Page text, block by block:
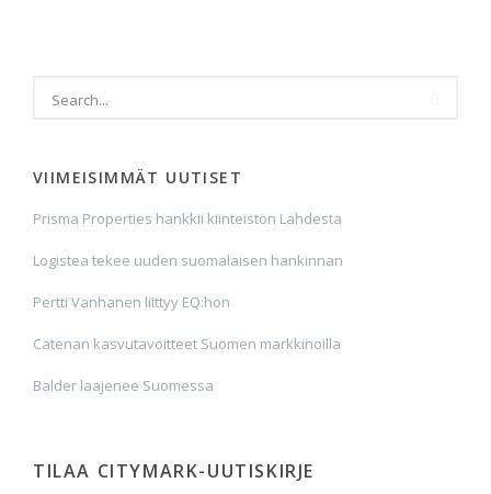
VIIMEISIMMÄT UUTISET
Prisma Properties hankkii kiinteistön Lahdesta
Logistea tekee uuden suomalaisen hankinnan
Pertti Vanhanen liittyy EQ:hon
Catenan kasvutavoitteet Suomen markkinoilla
Balder laajenee Suomessa
TILAA CITYMARK-UUTISKIRJE